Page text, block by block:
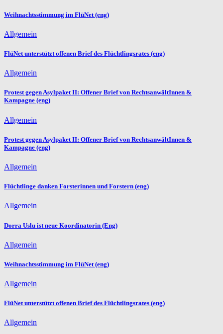
Weihnachtsstimmung im FlüNet (eng)
Allgemein
FlüNet unterstützt offenen Brief des Flüchtlingsrates (eng)
Allgemein
Protest gegen Asylpaket II: Offener Brief von RechtsanwältInnen &
Kampagne (eng)
Allgemein
Protest gegen Asylpaket II: Offener Brief von RechtsanwältInnen &
Kampagne (eng)
Allgemein
Flüchtlinge danken Forsterinnen und Forstern (eng)
Allgemein
Dorra Uslu ist neue Koordinatorin (Eng)
Allgemein
Weihnachtsstimmung im FlüNet (eng)
Allgemein
FlüNet unterstützt offenen Brief des Flüchtlingsrates (eng)
Allgemein